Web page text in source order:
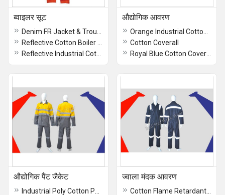
ब्वाइलर सूट औद्योगिक आवरण
Cotton Coverall
औद्योगिक पैंट जैकेट ज्वाला मंदक आवरण